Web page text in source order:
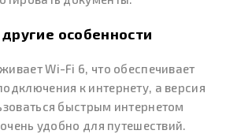
особенности
Wi-Fi 6, что обеспечивает
к интернету, а версия
быстрым интернетом
удобно для путешествий.